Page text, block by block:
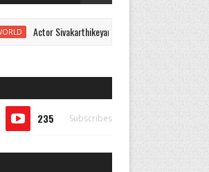
Actor Sivakarthikeyan Turns Lyricist, He has Written
235 Subscribes